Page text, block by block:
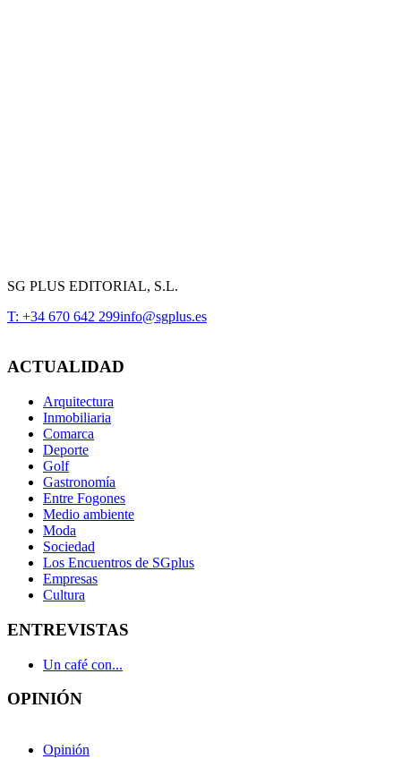
SG PLUS EDITORIAL, S.L.
T: +34 670 642 299info@sgplus.es
ACTUALIDAD
Arquitectura
Inmobiliaria
Comarca
Deporte
Golf
Gastronomía
Entre Fogones
Medio ambiente
Moda
Sociedad
Los Encuentros de SGplus
Empresas
Cultura
ENTREVISTAS
Un café con...
OPINIÓN
Opinión